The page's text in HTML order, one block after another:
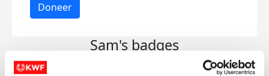
Doneer
Sam's badges